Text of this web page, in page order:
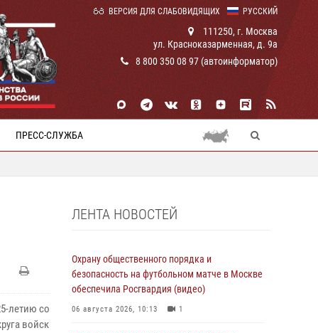
РУССКИЙ
ВЕРСИЯ ДЛЯ СЛАБОВИДЯЩИХ
111250, г. Москва
ул. Красноказарменная, д. 9а
8 800 350 08 97 (автоинформатор)
ПРЕСС-СЛУЖБА
летию со
войск
ЛЕНТА НОВОСТЕЙ
Охрану общественного порядка и
безопасность на футбольном матче в Москве
обеспечила Росгвардия (видео)
06 августа 2026, 10:13 1